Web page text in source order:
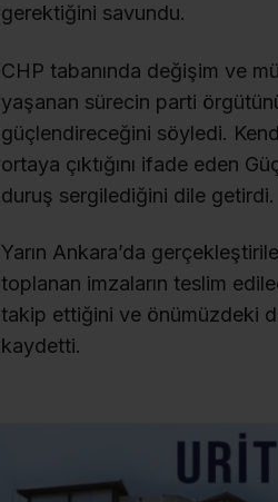
gerektiğini savundu.
CHP tabanında değişim ve
yaşanan sürecin parti
güçlendireceğini söyledi.
ortaya çıktığını ifade eden
duruş sergilediğini dile getirdi.
Yarın Ankara’da
toplanan imzaların teslim
takip ettiğini ve önümüzdeki
kaydetti.